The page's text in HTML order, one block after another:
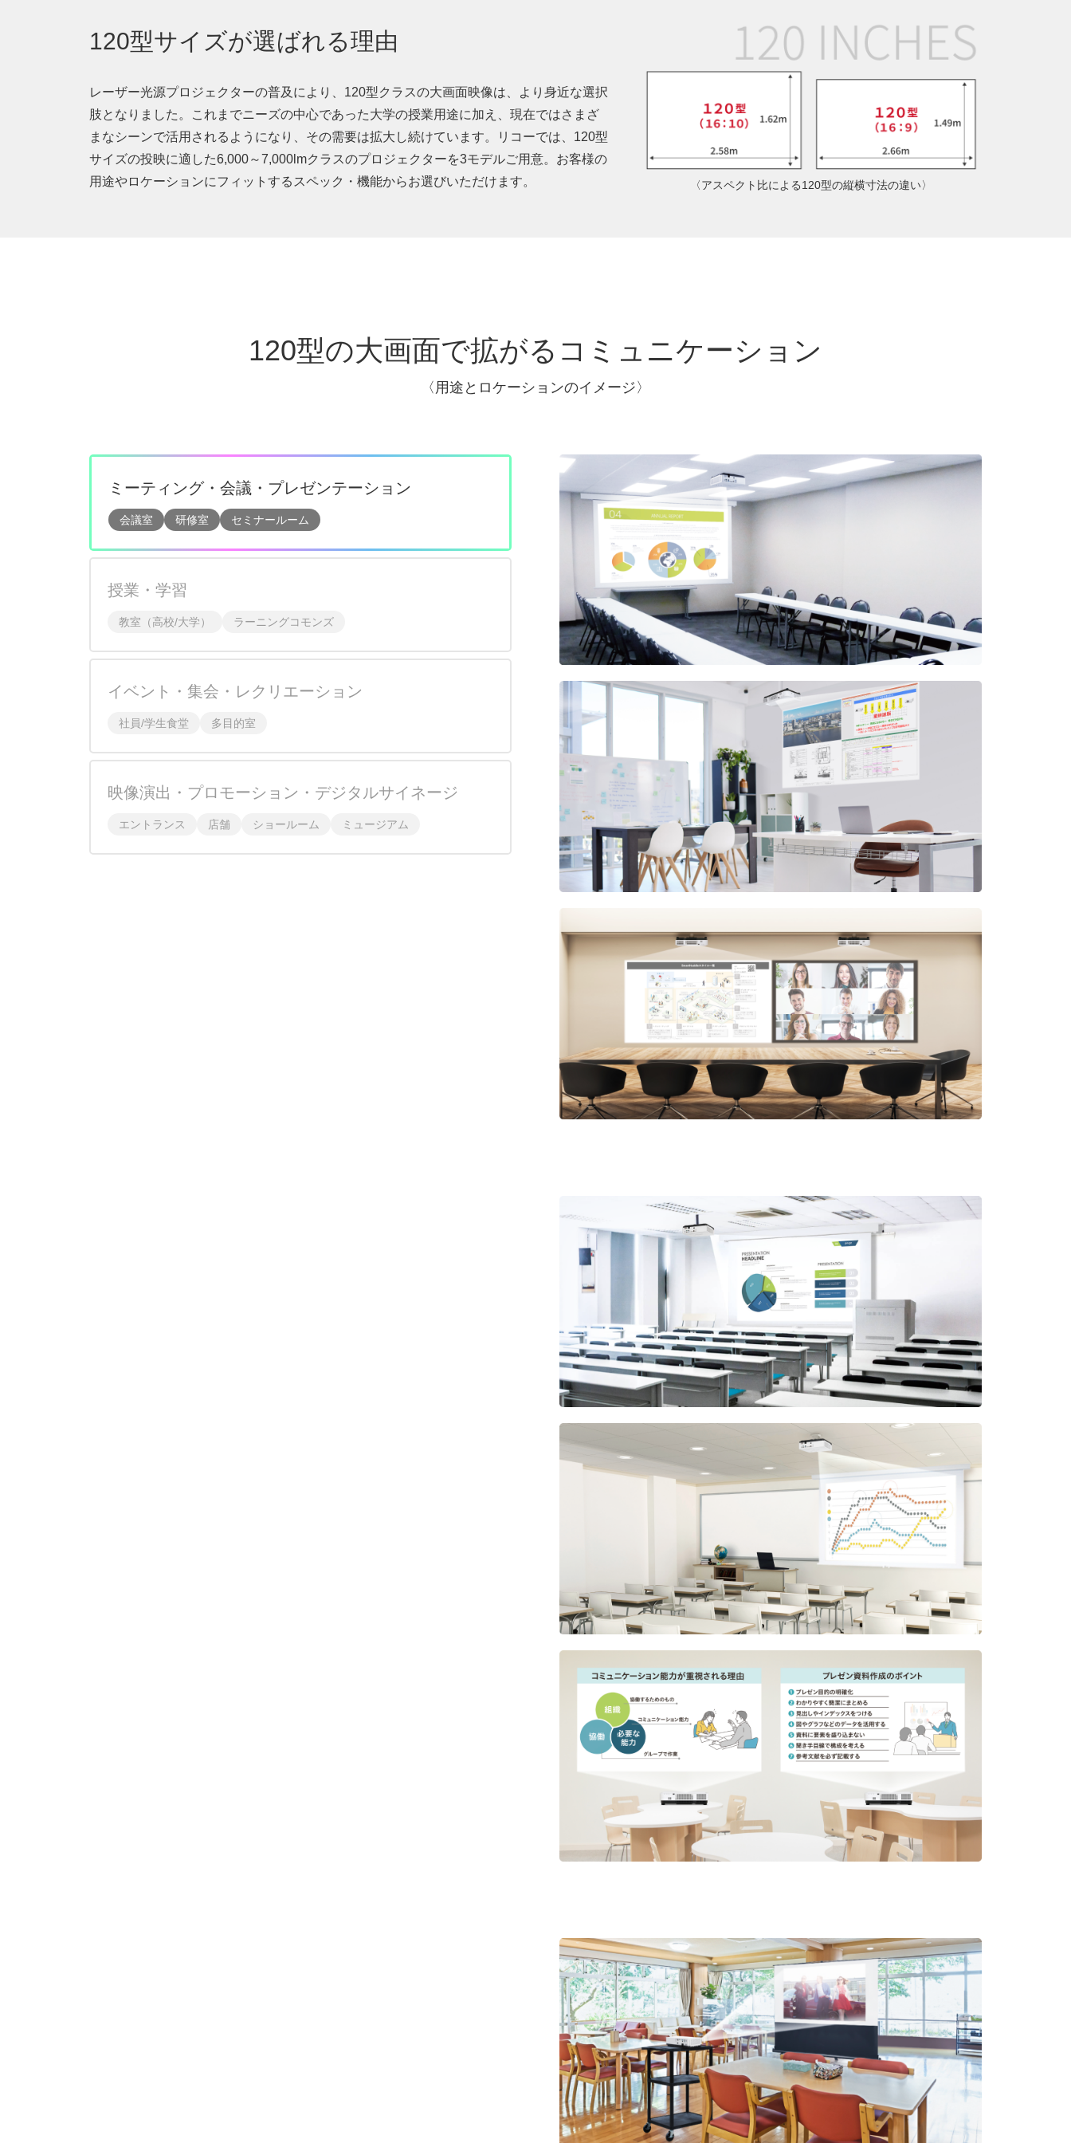
120型サイズが選ばれる理由
レーザー光源プロジェクターの普及により、120型クラスの大画面映像は、より身近な選択
肢となりました。これまでニーズの中心であった大学の授業用途に加え、現在ではさまざ
まなシーンで活用されるようになり、その需要は拡大し続けています。リコーでは、120型
サイズの投映に適した6,000～7,000lmクラスのプロジェクターを3モデルご用意。お客様の
用途やロケーションにフィットするスペック・機能からお選びいただけます。
〈アスペクト比による120型の縦横寸法の違い〉
120型の大画面で拡がるコミュニケーション
〈用途とロケーションのイメージ〉
ミーティング・会議・プレゼンテーション
会議室 研修室 セミナールーム
授業・学習
教室（高校/大学） ラーニングコモンズ
イベント・集会・レクリエーション
社員/学生食堂 多目的室
映像演出・プロモーション・デジタルサイネージ
エントランス 店舗 ショールーム ミュージアム